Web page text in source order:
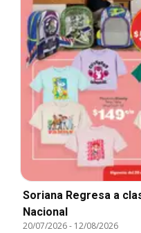
Soriana Regresa a
Nacional
20/07/2026- 12/08/2026